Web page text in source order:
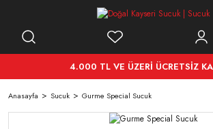
4.000 TL VE ÜZERİ ÜCRETSİZ
Anasayfa Sucuk Gurme Special Sucuk